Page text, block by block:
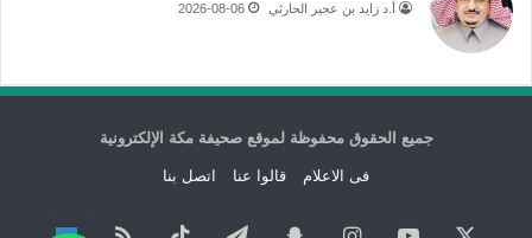
أ.د زايد بن عجير الحارثي 2026-08-06
جميع الحقوق محفوظة لموقع صحيفة مكة الإلكترونية
فى الاعلام قالوا عنا اتصل بنا